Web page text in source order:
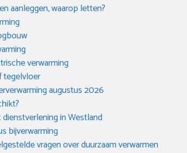
aanleggen, waarop letten?
verwarming
tegelvloer
augustus 2026
in Westland
bijverwarming
vragen over duurzaam verwarmen